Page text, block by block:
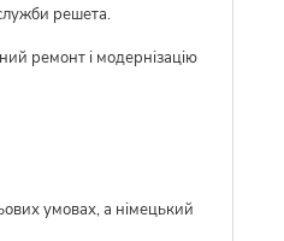
решета.
ремонт і модернізацію
умовах, а німецький